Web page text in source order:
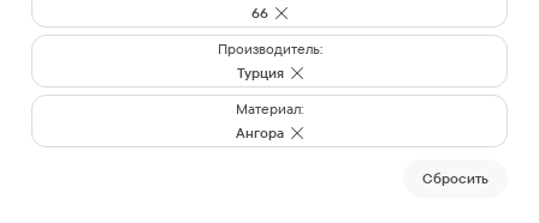
66
Производитель:
Турция
Материал:
Ангора
Cбросить